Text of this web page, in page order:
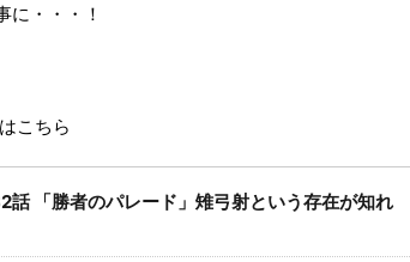
に・・・！
こちら
話 「勝者のパレード」雉弓射という存在が知れ